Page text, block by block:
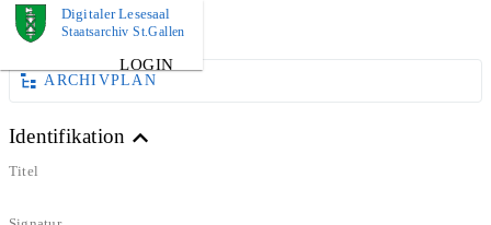
Digitaler Lesesaal
Staatsarchiv St.Gallen
LOGIN
DOKUMENT
ARCHIVPLAN
Identifikation
Titel